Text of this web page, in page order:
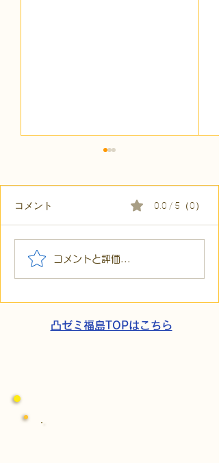
【代表ブログ】「目の前
の小石」と自立への伴
コメント 0.0 / 5（0）
コメントと評価...
凸ゼミ福島TOPはこちら